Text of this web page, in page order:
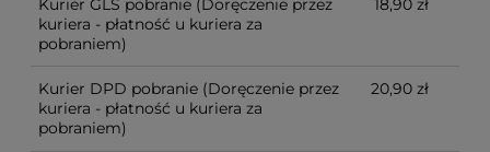
Kurier GLS pobranie (Doręczenie przez
kuriera - płatność u kuriera za
pobraniem)
18,90 zł
Kurier DPD pobranie (Doręczenie przez
kuriera - płatność u kuriera za
pobraniem)
20,90 zł